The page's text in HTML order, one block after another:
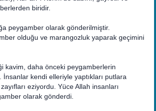
biridir.
peygamber olarak gönderilmiştir.
olduğu ve marangozluk yaparak geçimini
kavim, daha önceki peygamberlerin
kendi elleriyle yaptıkları putlara
eziyordu. Yüce Allah insanları
olarak gönderdi.